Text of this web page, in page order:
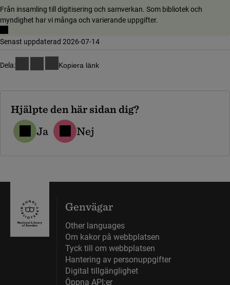
Från insamling till digitisering och samverkan. Som bibliotek och
myndighet har vi många och varierande uppgifter.
Senast uppdaterad 2026-07-14
Dela: Kopiera länk
Hjälpte den här sidan dig?
Ja Nej
Genvägar
Other languages
Om kakor på webbplatsen
Tyck till om webbplatsen
Hantering av personuppgifter
Digital tillgänglighet
Öppna API:er